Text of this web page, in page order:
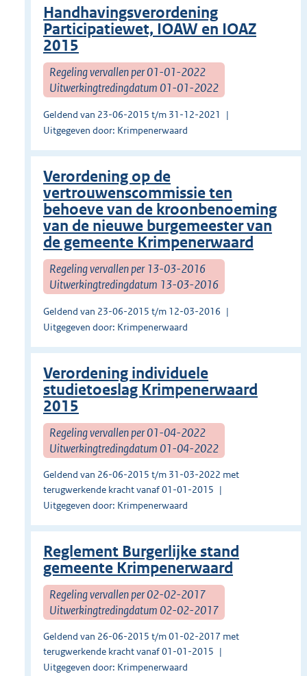
Handhavingsverordening
Participatiewet, IOAW en IOAZ
2015
Regeling vervallen per 01-01-2022
Uitwerkingtredingdatum 01-01-2022
Geldend van 23-06-2015 t/m 31-12-2021
Uitgegeven door: Krimpenerwaard
Verordening op de
vertrouwenscommissie ten
behoeve van de kroonbenoeming
van de nieuwe burgemeester van
de gemeente Krimpenerwaard
Regeling vervallen per 13-03-2016
Uitwerkingtredingdatum 13-03-2016
Geldend van 23-06-2015 t/m 12-03-2016
Uitgegeven door: Krimpenerwaard
Verordening individuele
studietoeslag Krimpenerwaard
2015
Regeling vervallen per 01-04-2022
Uitwerkingtredingdatum 01-04-2022
Geldend van 26-06-2015 t/m 31-03-2022 met
terugwerkende kracht vanaf 01-01-2015
Uitgegeven door: Krimpenerwaard
Reglement Burgerlijke stand
gemeente Krimpenerwaard
Regeling vervallen per 02-02-2017
Uitwerkingtredingdatum 02-02-2017
Geldend van 26-06-2015 t/m 01-02-2017 met
terugwerkende kracht vanaf 01-01-2015
Uitgegeven door: Krimpenerwaard